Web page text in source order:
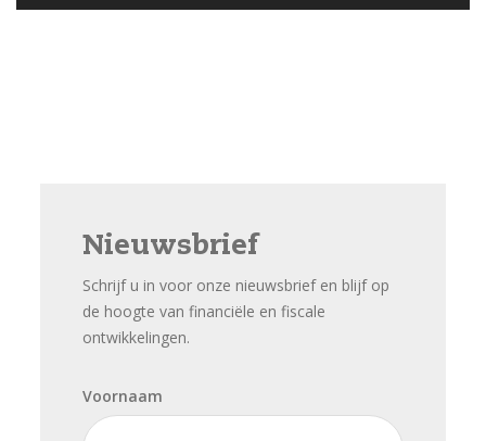
Nieuwsbrief
Schrijf u in voor onze nieuwsbrief en blijf op
de hoogte van financiële en fiscale
ontwikkelingen.
Voornaam